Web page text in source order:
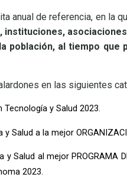
anual de referencia, en la
población, al tiempo
en las siguientes
Tecnología y Salud 2023.
Salud a la mejor
Salud al mejor PROGRAMA
2023.